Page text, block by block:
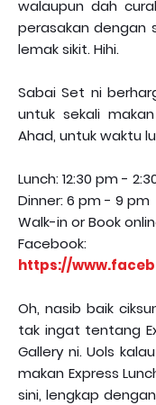
walaupun dah
perasakan dengan
lemak sikit. Hihi.
Sabai Set ni
untuk sekali
Ahad, untuk waktu
Lunch: 12:30 pm -
Dinner: 6 pm - 9 pm
Walk-in or Book
Facebook:
https://
Oh, nasib baik
tak ingat tentang
Gallery ni. Uols
makan Express
sini, lengkap